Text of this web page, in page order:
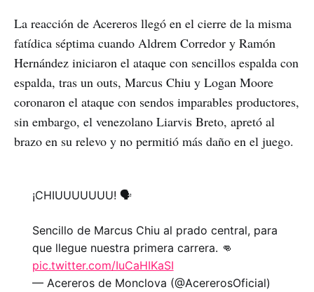
La reacción de Acereros llegó en el cierre de la misma
fatídica séptima cuando Aldrem Corredor y Ramón
Hernández iniciaron el ataque con sencillos espalda con
espalda, tras un outs, Marcus Chiu y Logan Moore
coronaron el ataque con sendos imparables productores,
sin embargo, el venezolano Liarvis Breto, apretó al
brazo en su relevo y no permitió más daño en el juego.
¡CHIUUUUUUU! 🗣️
Sencillo de Marcus Chiu al prado central, para
que llegue nuestra primera carrera. 👊
pic.twitter.com/IuCaHIKaSI
— Acereros de Monclova (@AcererosOficial)